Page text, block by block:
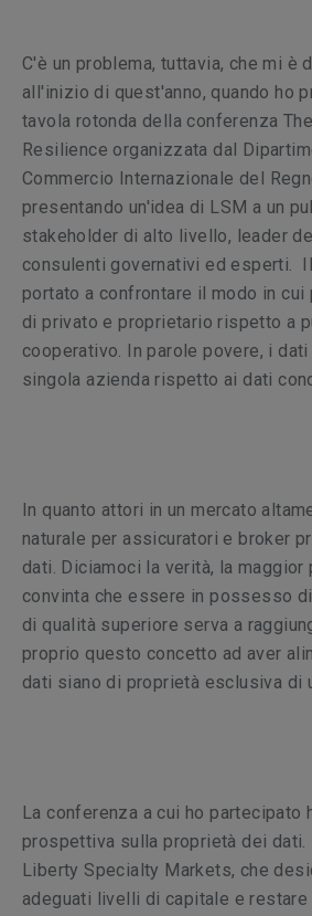
C'è un problema, tuttavia, che mi è
all'inizio di quest'anno, quando ho
tavola rotonda della conferenza
Resilience organizzata dal
Commercio Internazionale del
presentando un'idea di LSM a un
stakeholder di alto livello, leader
consulenti governativi ed esperti.
portato a confrontare il modo in cui
di privato e proprietario rispetto a
cooperativo. In parole povere, i
singola azienda rispetto ai dati
In quanto attori in un mercato
naturale per assicuratori e broker
dati. Diciamoci la verità, la maggior
convinta che essere in possesso
di qualità superiore serva a
proprio questo concetto ad aver
dati siano di proprietà esclusiva di
La conferenza a cui ho partecipato
prospettiva sulla proprietà dei dati.
Liberty Specialty Markets, che
adeguati livelli di capitale e